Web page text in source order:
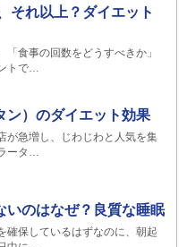
それ以上？ダイエット
「食事の回数をどうすべきか」
トで…
ン）のダイエット効果
が急増し、じわじわと人気を集
ータ…
いのはなぜ？良質な睡眠
確保しているはずなのに、朝起